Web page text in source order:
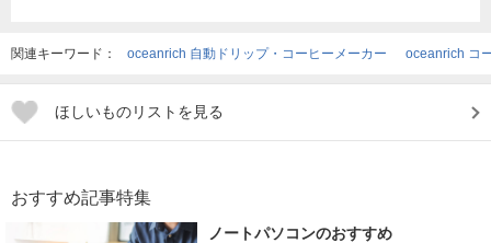
関連キーワード： oceanrich 自動ドリップ・コーヒーメーカー oceanrich コ
ほしいものリストを見る
おすすめ記事特集
ノートパソコンのおすすめ